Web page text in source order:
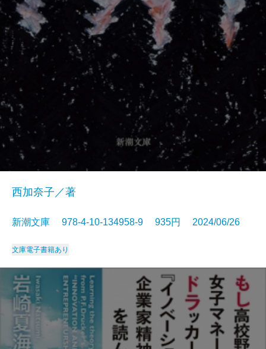
西加奈子／著
新潮文庫 978-4-10-134958-9 935円 2024/06/26
文庫電子書籍あり